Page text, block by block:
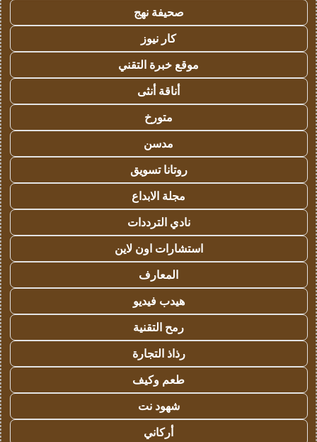
صحيفة نهج
كار نيوز
موقع خبرة التقني
أناقة أنثى
متورخ
مدسن
روتانا تسويق
مجلة الابداع
نادي الترددات
استشارات اون لاين
المعارف
هيدب فيديو
رمح التقنية
رذاذ التجارة
طعم وكيف
شهود نت
أركاني